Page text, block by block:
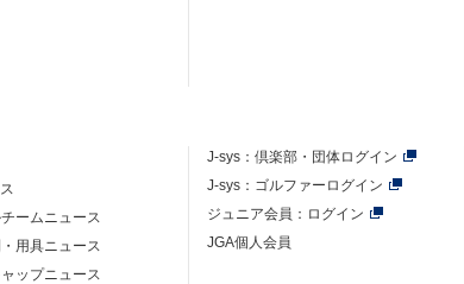
ームニュース
用具ニュース
ップニュース
J-sys： 倶楽部・団体ログイン
J-sys：ゴルファーログイン
ジュニア会員：ログイン
JGA個人会員